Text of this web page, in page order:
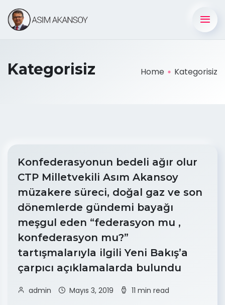
Kategorisiz Home Kategorisiz
Konfederasyonun bedeli ağır olur
CTP Milletvekili Asım Akansoy
müzakere süreci, doğal gaz ve son
dönemlerde gündemi bayağı
meşgul eden “federasyon mu ,
konfederasyon mu?”
tartışmalarıyla ilgili Yeni Bakış’a
çarpıcı açıklamalarda bulundu
admin Mayıs 3, 2019 11 min read